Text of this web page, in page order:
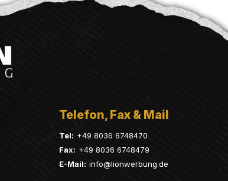
Telefon, Fax & Mail
Tel: +49 8036 6748470
Fax: +49 8036 6748479
E-Mail: info@lionwerbung.de